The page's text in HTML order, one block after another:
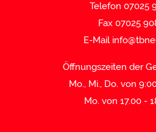
Telefon 07025
Fax 07025
E-Mail
Öffnungszeiten der
Mo., Mi., Do. von
Mo. von 17.00 -